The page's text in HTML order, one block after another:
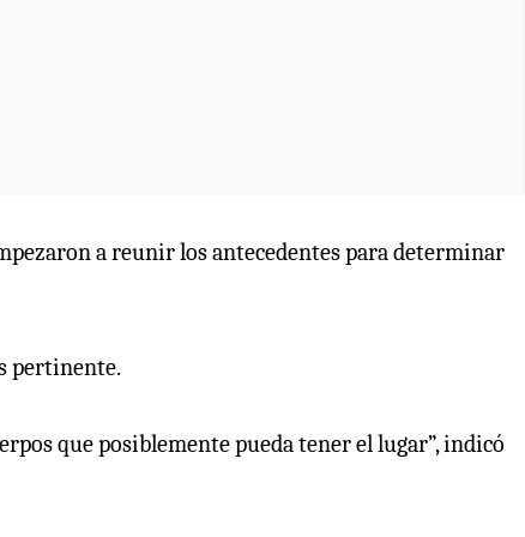
a reunir los antecedentes para determinar
pertinente.
que posiblemente pueda tener el lugar”, indicó